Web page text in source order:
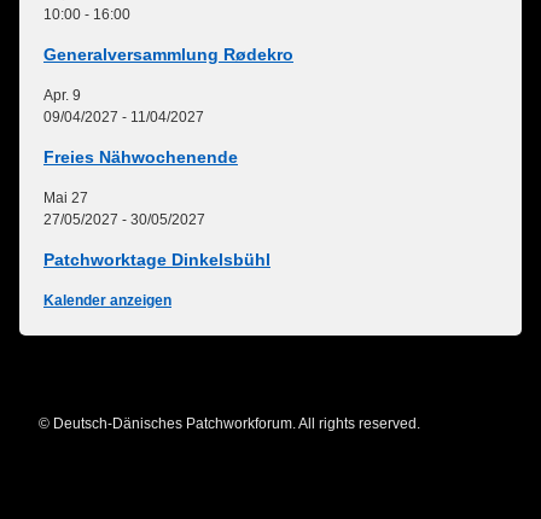
10:00 - 16:00
Generalversammlung Rødekro
Apr. 9
09/04/2027 - 11/04/2027
Freies Nähwochenende
Mai 27
27/05/2027 - 30/05/2027
Patchworktage Dinkelsbühl
Kalender anzeigen
© Deutsch-Dänisches Patchworkforum. All rights reserved.